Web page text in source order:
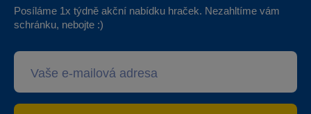
Posíláme 1x týdně akční nabídku hraček. Nezahltíme vám
schránku, nebojte :)